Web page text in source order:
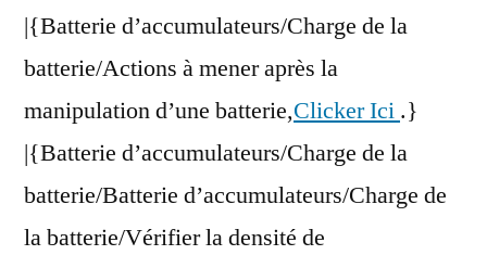
|{Batterie d’accumulateurs/Charge de la
batterie/Actions à mener après la
manipulation d’une batterie,Clicker Ici .}
|{Batterie d’accumulateurs/Charge de la
batterie/Batterie d’accumulateurs/Charge de
la batterie/Vérifier la densité de